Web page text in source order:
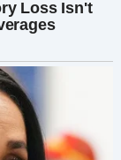
но
на
называя